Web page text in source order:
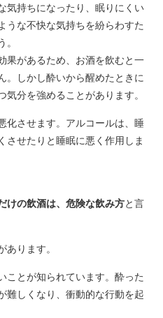
気持ちになったり、眠りにくい
うな不快な気持ちを紛らわすた
果があるため、お酒を飲むと一
。しかし酔いから醒めたときに
分を強めることがあります。
化させます。アルコールは、睡
させたりと睡眠に悪く作用しま
けの飲酒は、危険な飲み方と言
あります。
ことが知られています。酔った
難しくなり、衝動的な行動を起